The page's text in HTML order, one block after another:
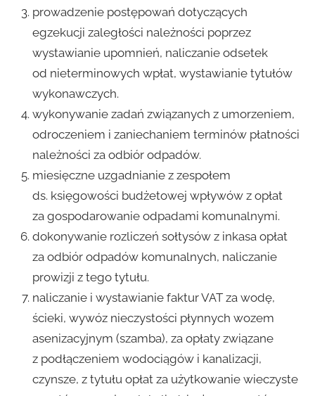
prowadzenie postępowań dotyczących
egzekucji zaległości należności poprzez
wystawianie upomnień, naliczanie odsetek
od nieterminowych wpłat, wystawianie tytułów
wykonawczych.
wykonywanie zadań związanych z umorzeniem,
odroczeniem i zaniechaniem terminów płatności
należności za odbiór odpadów.
miesięczne uzgadnianie z zespołem
ds. księgowości budżetowej wpływów z opłat
za gospodarowanie odpadami komunalnymi.
dokonywanie rozliczeń sołtysów z inkasa opłat
za odbiór odpadów komunalnych, naliczanie
prowizji z tego tytułu.
naliczanie i wystawianie faktur VAT za wodę,
ścieki, wywóz nieczystości płynnych wozem
asenizacyjnym (szamba), za opłaty związane
z podłączeniem wodociągów i kanalizacji,
czynsze, z tytułu opłat za użytkowanie wieczyste